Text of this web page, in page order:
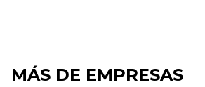
MÁS DE EMPRESAS